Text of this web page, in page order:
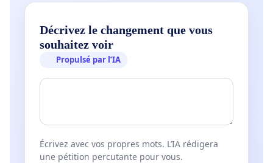
Décrivez le changement que vous
souhaitez voir
Propulsé par l’IA
Écrivez avec vos propres mots. L’IA rédigera
une pétition percutante pour vous.